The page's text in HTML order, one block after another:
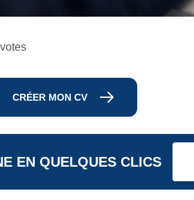
CRÉER MON CV
EN QUELQUES CLICS